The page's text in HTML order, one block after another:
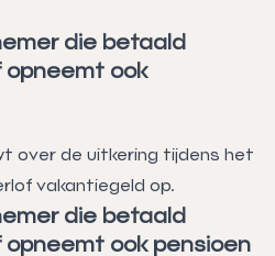
die betaald
ook
over de uitkering tijdens het
vakantiegeld op.
die betaald
ook pensioen